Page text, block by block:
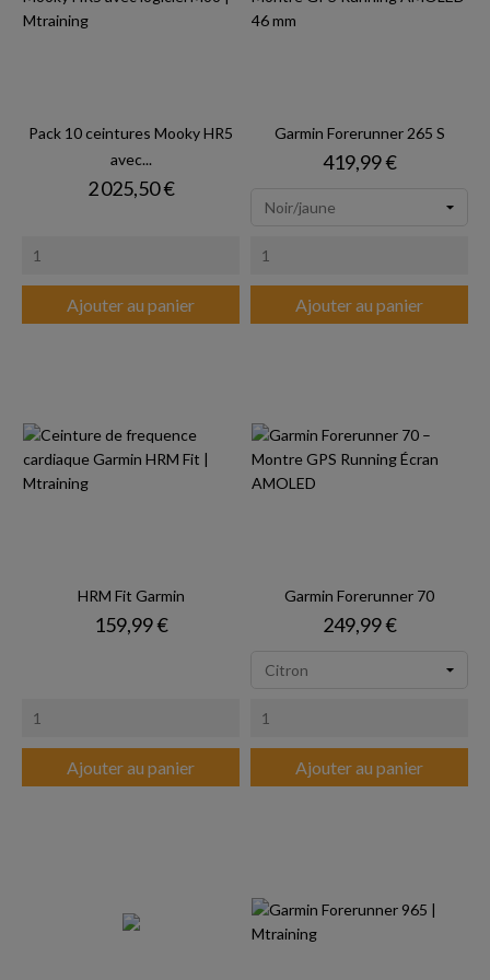
Pack 10 ceintures Mooky HR5
avec...
Prix
2 025,50 €
Ajouter au panier
Garmin Forerunner 265 S
Prix
419,99 €
Ajouter au panier
HRM Fit Garmin
Prix
159,99 €
Ajouter au panier
Garmin Forerunner 70
Prix
249,99 €
Ajouter au panier